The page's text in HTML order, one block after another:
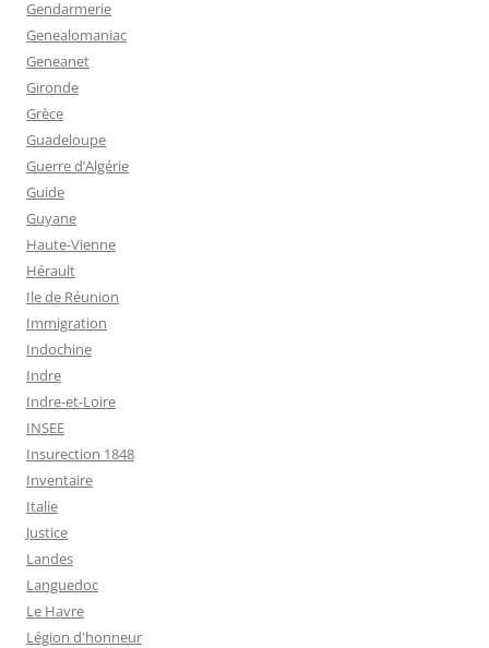
Gendarmerie
Genealomaniac
Geneanet
Gironde
Grèce
Guadeloupe
Guerre d’Algérie
Guide
Guyane
Haute-Vienne
Hérault
Ile de Réunion
Immigration
Indochine
Indre
Indre-et-Loire
INSEE
Insurection 1848
Inventaire
Italie
Justice
Landes
Languedoc
Le Havre
Légion d'honneur